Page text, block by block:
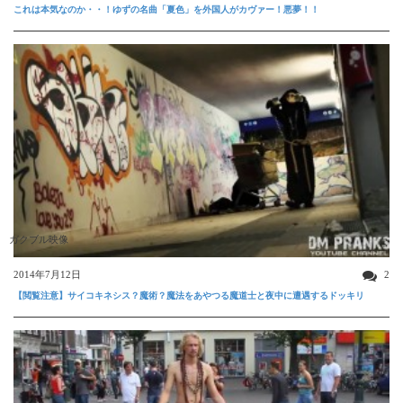
これは本気なのか・・！ゆずの名曲「夏色」を外国人がカヴァー！悪夢！！
ガクブル映像
2014年7月12日 2
【閲覧注意】サイコキネシス？魔術？魔法をあやつる魔道士と夜中に遭遇するドッキリ